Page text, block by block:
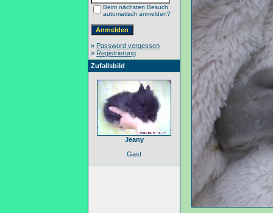
Beim nächsten Besuch
automatisch anmelden?
» Password vergessen
» Registrierung
Zufallsbild
Jeany
Gast